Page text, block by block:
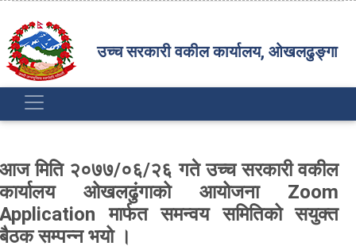
उच्च सरकारी वकील कार्यालय, ओखलढुङ्गा
आज मिति २०७७/०६/२६ गते उच्च सरकारी वकील
कार्यालय ओखलढुंगाको आयोजना Zoom
Application मार्फत समन्वय समितिको सयुक्त
बैठक सम्पन्न भयो ।